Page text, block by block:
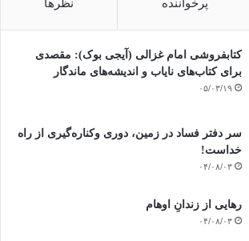
پرخواننده نظرها
کتابفروشی امام غزالی (آیجی بوک): مقصدی
برای کتاب‌های نایاب و اندیشه‌های ماندگار
۰۵/۰۳/۱۹
سر دفتر فساد در زمین‌، دوری وکناره‌گیری از راه
خداست‌!
۰۴/۰۸/۰۳
رهایی از زندانِ اوهام
۰۴/۰۸/۰۳